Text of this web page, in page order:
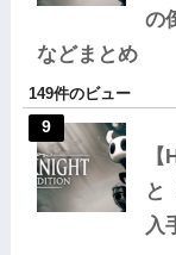
の
などまとめ
149件のビュー
と
入